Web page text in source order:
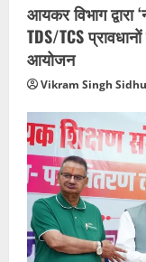
आयकर विभाग
TDS/TCS
आयोजन
Vikram Singh Sidhu